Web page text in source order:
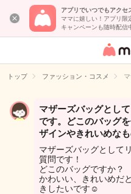
アプリでいつでもアクセ
ママに嬉しい！アプリ限
キャンペーンも随時配信
女性専
イト
トップ ファッション・コスメ
マザーズバッグとし
です。どこのバッグ
ザインやきれいめな
マザーズバッグとして
質問です！
どこのバッグですか？
かわいい、きれいめだ
きしたいです☺️